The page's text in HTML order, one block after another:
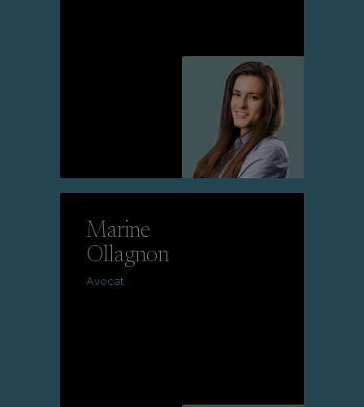
Marine
Ollagnon
Avocat